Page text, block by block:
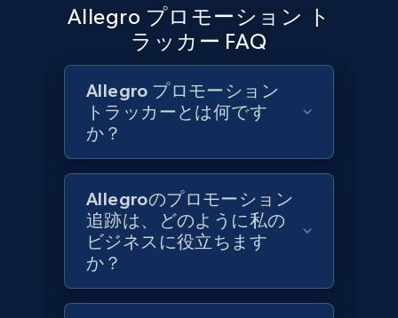
1.3K+ 176+ 今すぐ始める
Target - Discover products by specified
URL, Product id, Title, Product description,
Rating, Reviews count, Initial price, Discount,
and more.
1.3K+ 176+ 今すぐ始める
Allegro プロモーション ト
ラッカー FAQ
Allegro プロモーション
トラッカーとは何です
か？
Allegroのプロモーション
追跡は、どのように私の
ビジネスに役立ちます
か？